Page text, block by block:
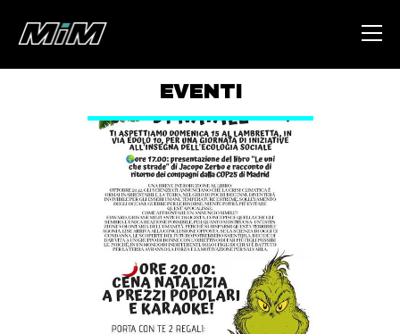
ABOUT
AREA
DEGENERAZIONE
GAZA FREESTYLE
CSOA LAMBRETTA
MSM
EVENTI